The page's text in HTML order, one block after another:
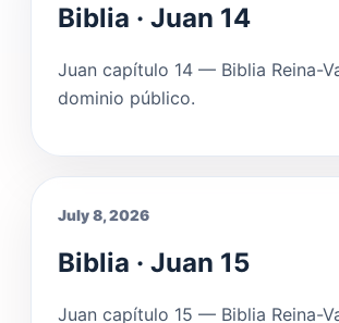
Biblia · Juan 14
Juan capítulo 14 — Biblia Reina-
dominio público.
July 8, 2026
Biblia · Juan 15
Juan capítulo 15 — Biblia Reina-